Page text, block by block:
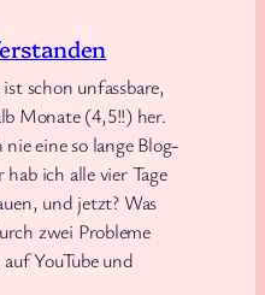
schon unfassbare,
Monate (4,5!!) her.
eine so lange Blog-
ich alle vier Tage
und jetzt? Was
zwei Probleme
YouTube und